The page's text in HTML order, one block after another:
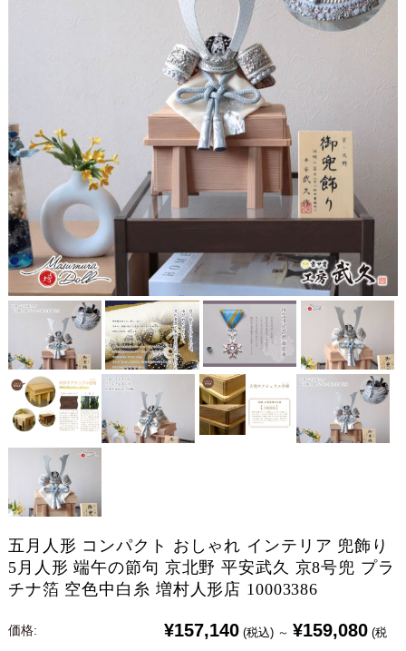
五月人形 コンパクト おしゃれ インテリア 兜飾り
5月人形 端午の節句 京北野 平安武久 京8号兜 プラ
チナ箔 空色中白糸 増村人形店 10003386
価格: ¥157,140 (税込) ～ ¥159,080 (税